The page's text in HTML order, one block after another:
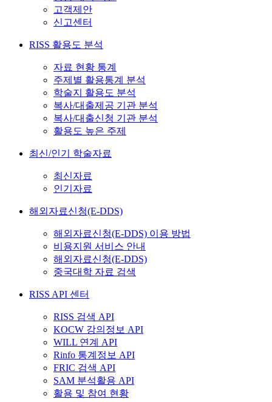
고객제안
신고센터
RISS 활용도 분석
자료 현황 통계
주제별 활용통계 분석
학술지 활용도 분석
복사/대출제공 기관 분석
복사/대출신청 기관 분석
활용도 높은 주제
최신/인기 학술자료
최신자료
인기자료
해외자료신청(E-DDS)
해외자료신청(E-DDS) 이용 방법
비용지원 서비스 안내
해외자료신청(E-DDS)
중국대학 자료 검색
RISS API 센터
RISS 검색 API
KOCW 강의정보 API
WILL 연계 API
Rinfo 통계정보 API
FRIC 검색 API
SAM 분석활용 API
활용 및 참여 현황